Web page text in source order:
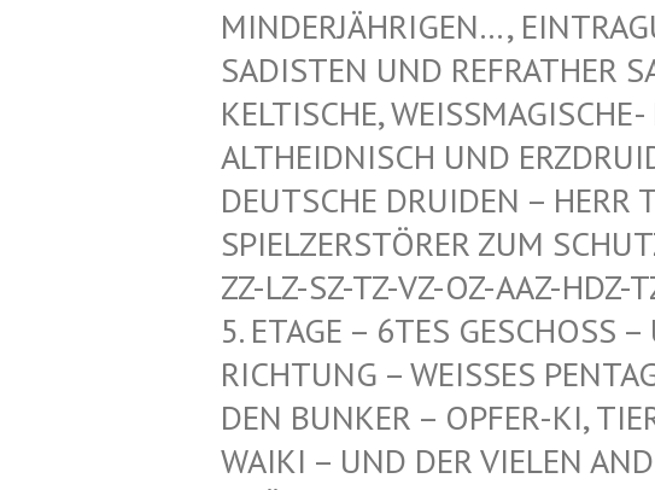
NDERJÄHRIGEN…,
DISTEN UND REFRATHER
LTISCHE, WEISSMAGISCHE-
IDNISCH UND ERZDRUIDE
CHE DRUIDEN – HERR
ZERSTÖRER ZUM SCHUTZ –
SZ-TZ-VZ-OZ-AAZ-HDZ-TZ-
GE – 6TES GESCHOSS –
NG – WEISSES
KER – OPFER-KI, TIERKI –
UND DER VIELEN ANDEREN